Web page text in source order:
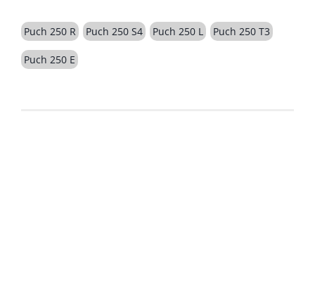
Puch 250 R Puch 250 S4 Puch 250 L Puch 250 T3
Puch 250 E